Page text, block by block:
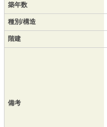
築年数
種別/構造
階建
備考